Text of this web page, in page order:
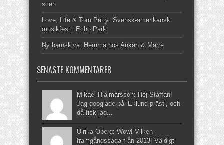
scen
Love, Life & Tom Petty: Svensk-amerikansk
musikfest i Echo Park
Ny barnskiva: Hemma hos Ankan & Marre
SENASTE KOMMENTARER
Mikael Hjalmarsson: Hej Staffan!
Jag googlade på ’Eklund präst’, och
då fick jag...
Ulrika Öberg: Wow! Vilken
framgångssaga från 2013! Väldigt